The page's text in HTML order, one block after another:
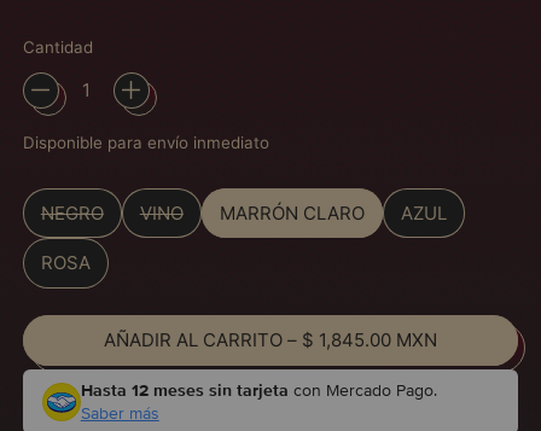
Cantidad
Disponible para envío inmediato
Color
NEGRO VINO MARRÓN CLARO AZUL
ROSA
AÑADIR AL CARRITO – $ 1,845.00 MXN
Hasta 12 meses sin tarjeta con Mercado Pago.
Saber más